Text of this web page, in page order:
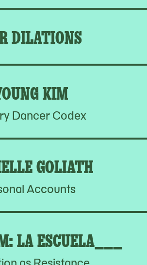
DILATIONS
KIM
Dancer Codex
GOLIATH
Accounts
LA ESCUELA___